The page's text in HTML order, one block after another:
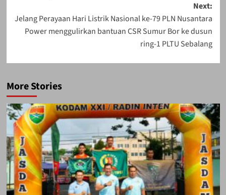
Next:
Jelang Perayaan Hari Listrik Nasional ke-79 PLN Nusantara
Power menggulirkan bantuan CSR Sumur Bor ke dusun
ring-1 PLTU Sebalang
More Stories